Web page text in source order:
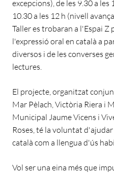
excepcions), de les 9.30 a
10.30 a les 12 h (nivell
Taller es trobaran a l'Espai Z
l'expressió oral en català a
diversos i de les converses
lectures.
El projecte, organitzat
Mar Pèlach, Victòria Riera i
Municipal Jaume Vicens i
Roses, té la voluntat
català com a llengua d'ús
Vol ser una eina més que